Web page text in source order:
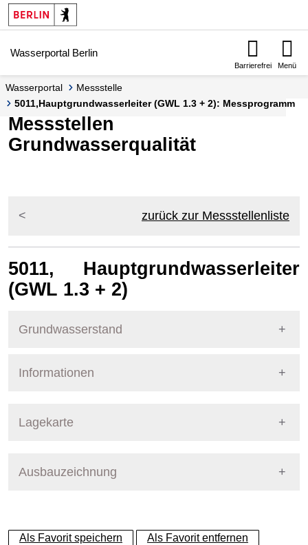
Springe zur Navigation
Springe zum Inhalt
Wasserportal Berlin
Barrierefrei Menü
Wasserportal
Messstelle
5011,Hauptgrundwasserleiter (GWL 1.3 + 2): Messprogramm
Messstellen
Grundwasserqualität
zurück zur Messstellenliste
5011, Hauptgrundwasserleiter
(GWL 1.3 + 2)
Grundwasserstand
Informationen
Nummer
Ausprägung GW-Stand
Lagekarte
+
Ausbauzeichnung
Als Favorit speichern Als Favorit entfernen